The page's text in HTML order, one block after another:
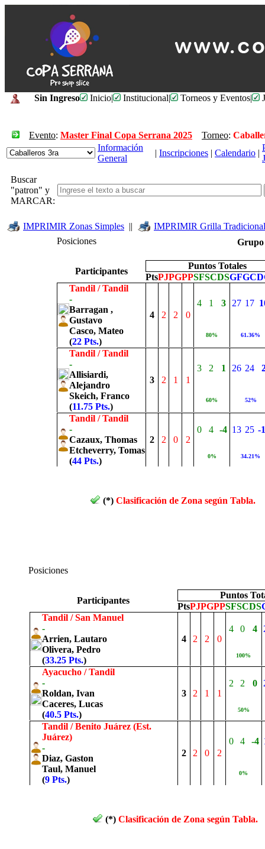
Sin Ingreso Inicio| Institucional| Torneos y Eventos|
Evento: Master Final Copa Serrana 2025 Torneo:
Información
General
| Inscripciones | Calendario |
Buscar
"patron" y
MARCAR:
IMPRIMIR Zonas Simples ||
IMPRIMIR Grilla Tradicional
Posiciones
Participantes
Puntos Totales
PtsPJPGPPSFSCDSGFGC
Tandil / Tandil
-
Barragan ,
Gustavo
Casco, Mateo
(22 Pts.)
4 2 2 0
4 1 3 27 17
80% 61.36%
Tandil / Tandil
-
Allisiardi,
Alejandro
Skeich, Franco
(11.75 Pts.)
3 2 1 1
3 2 1 26 24
60% 52%
Tandil / Tandil
-
Cazaux, Thomas
Etcheverry, Tomas
(44 Pts.)
2 2 0 2
0 4 -4 13 25 -
0% 34.21%
(*) Clasificación de Zona según Tabla.
Posiciones
Participantes
Puntos
PtsPJPGPPSFSCDS
Tandil / San Manuel
-
Arrien, Lautaro
Olivera, Pedro
(33.25 Pts.)
4 2 2 0
4 0 4
100%
Ayacucho / Tandil
-
Roldan, Ivan
Caceres, Lucas
(40.5 Pts.)
3 2 1 1
2 2 0
50%
Tandil / Benito Juárez (Est.
Juárez)
-
Diaz, Gaston
Taul, Manuel
(9 Pts.)
2 2 0 2
0 4 -4
0%
(*) Clasificación de Zona según Tabla.